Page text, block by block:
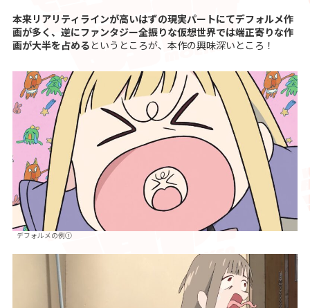
本来リアリティラインが高いはずの現実パートにてデフォルメ作
画が多く、逆にファンタジー全振りな仮想世界では端正寄りな作
画が大半を占めるというところが、本作の興味深いところ！
デフォルメの例①